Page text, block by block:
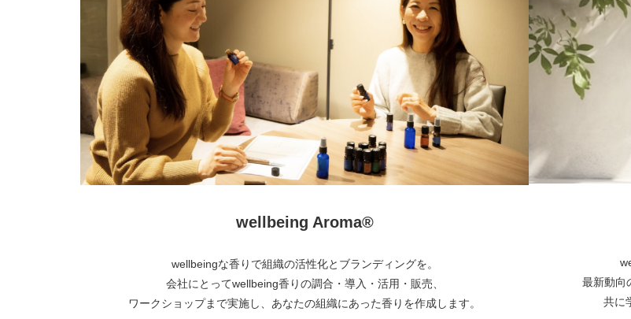
wellbeing Aroma®︎
wellbeingな香りで組織の活性化とブランディングを。
会社にとってwellbeing香りの調合・導入・活用・販売、
ワークショップまで実施し、あなたの組織にあった香りを作成します。
最新動向
共に